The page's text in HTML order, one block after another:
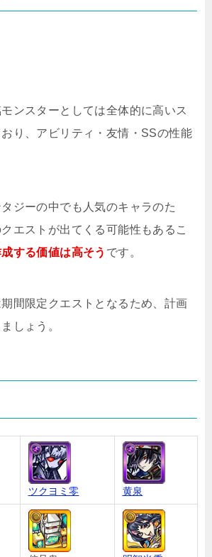
ンスターとしては全体的に高いス
り、アビリティ・友情・SSの性能
ジーの中でも人気のキャラのた
エストが出てくる可能性もあるこ
する価値は高そう です。
間限定クエストとなるため、計画
しょう。
ツクヨミ零 黄泉